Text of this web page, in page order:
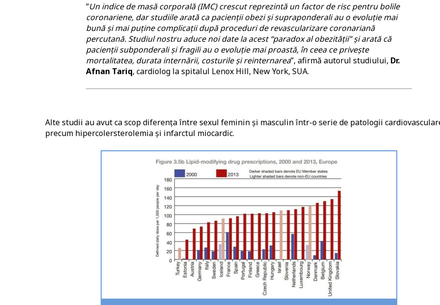
“Un indice de masă corporală (IMC) crescut reprezintă un factor de risc pentru bolile
coronariene, dar studiile arată ca pacienții obezi și supraponderali au o evoluție mai
bună și mai puține complicații după proceduri de revascularizare coronariană
percutană. Studiul nostru aduce noi date la acest “paradox al obezității” și arată că
pacienții subponderali și fragili au o evoluție mai proastă, în ceea ce privește
mortalitatea, durata internării, costurile și reinternarea”, afirmă autorul studiului, Dr.
Afnan Tariq, cardiolog la spitalul Lenox Hill, New York, SUA.
Alte studii au avut ca scop diferența între sexul feminin și masculin într-o serie de patologii
precum hipercolersterolemia și infarctul miocardic.